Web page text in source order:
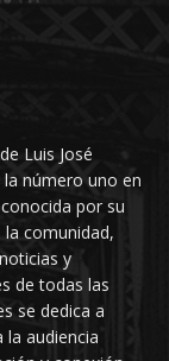
Luis José
número uno en
por su
comunidad,
y
de todas las
se dedica a
audiencia